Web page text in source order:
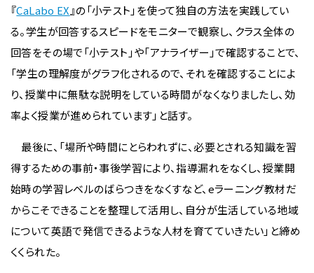
『CaLabo EX』の「小テスト」を使って独自の方法を実践してい
る。学生が回答するスピードをモニターで観察し、クラス全体の
回答をその場で「小テスト」や「アナライザー」で確認することで、
「学生の理解度がグラフ化されるので、それを確認することによ
り、授業中に無駄な説明をしている時間がなくなりましたし、効
率よく授業が進められています」と話す。
最後に、「場所や時間にとらわれずに、必要とされる知識を習
得するための事前・事後学習により、指導漏れをなくし、授業開
始時の学習レベルのばらつきをなくすなど、eラーニング教材だ
からこそできることを整理して活用し、自分が生活している地域
について英語で発信できるような人材を育てていきたい」と締め
くくられた。